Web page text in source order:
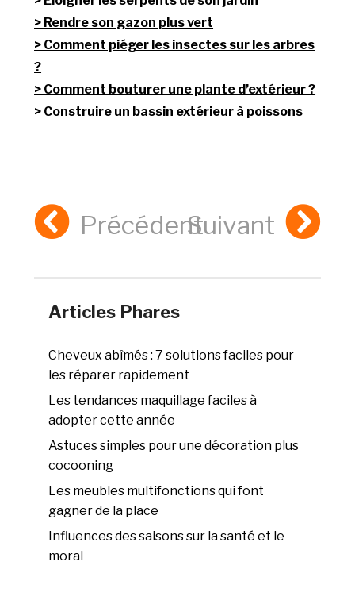
Rendre son gazon plus vert
Comment piéger les insectes sur les arbres
?
Comment bouturer une plante d’extérieur ?
Construire un bassin extérieur à poissons
PrécédentSuivant
Articles Phares
Cheveux abîmés : 7 solutions faciles pour
les réparer rapidement
Les tendances maquillage faciles à
adopter cette année
Astuces simples pour une décoration plus
cocooning
Les meubles multifonctions qui font
gagner de la place
Influences des saisons sur la santé et le
moral